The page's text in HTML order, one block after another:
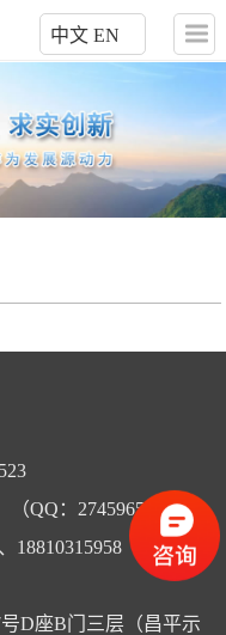
中文 EN
（QQ：2745965868）
18810315958
D座B门三层（昌平示